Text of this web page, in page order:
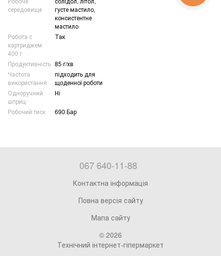
середовище
густе мастило,
консистентне
мастило
Робота с
картриджем
400 г
Так
Продуктивність 85 г/хв
Частота
використання
підходить для
щоденної роботи
Одноручний
шприц
Ні
Робочий тиск 690 Бар
067 640-11-88
Контактна інформація
Повна версія сайту
Мапа сайту
© 2026
Технічний інтернет-гіпермаркет